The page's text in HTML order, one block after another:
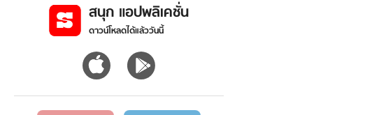
สนุก แอปพลิเคชั่น
ดาวน์โหลดได้แล้ววันนี้